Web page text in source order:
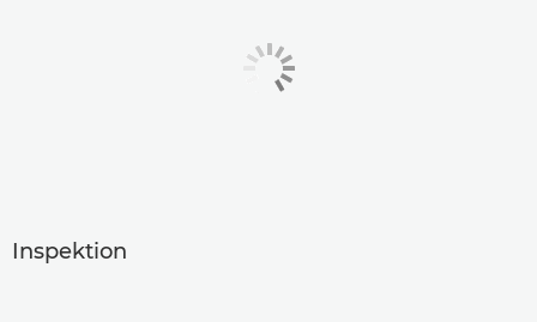
Inspektion